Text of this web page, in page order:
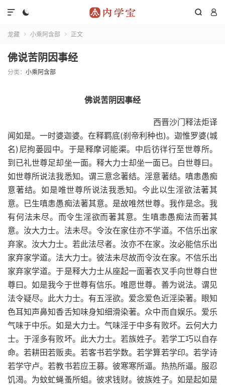
  

龙藏  小乘阿含部  正文
佛说苦阴因事经
分类： 小乘阿含部
佛说苦阴因事经
西晋沙门释法炬译
闻如是。一时婆迦婆。在释羁底(刹帝利种也)。迦惟罗婆(城
名)尼拘蒌园中。于是释摩诃能渠。中后彷徉行至世尊所。
到已礼世尊足却坐一面。释大力士却坐一面已。白世尊曰。
如世尊所说法我悉知。谓三意念著结。淫意著结。嗔恚愚痴
意著结。如是唯世尊所说法我悉知。今此以生淫欲法著其
意。已生嗔恚愚痴法著其意。是故唯然世尊。我作是念。我
有何法未尽。而令生淫欲而著其意。生嗔恚愚痴法而著其
意。汝大力士。法未尽。令汝在家住亦不学道。不信乐出家
弃家。汝大力士。若此法尽者。汝亦不在家。汝必能信乐出
家弃家学道。法大力士。彼法未尽故而令汝在家。不信乐出
家弃家学道。于是释大力士从座起一面著衣叉手向世尊白世
尊曰。如是我今于世尊有信乐。唯愿世尊。善为说法。谓见
法令疑尽。此大力士。有五淫欲。爱念爱色近淫染著。眼知
色耳知声鼻知香舌知味身知细滑染著。众中而自娱乐。爱乐
气味于中乐。如是大力士。气味淫于中多有败坏。云何大力
士。于淫多有败坏。此大力士。若族姓子。若学工巧以自存
命。若耕田若贩卖。若客书若学数。若学算若学印。若学诗
若学守卢。若教书若应王募。彼寒寒所逼。热热所逼。服忍
饥渴。为蚊虻蝇蚤所蛆。彼求钱财。彼族姓子。如是起如是